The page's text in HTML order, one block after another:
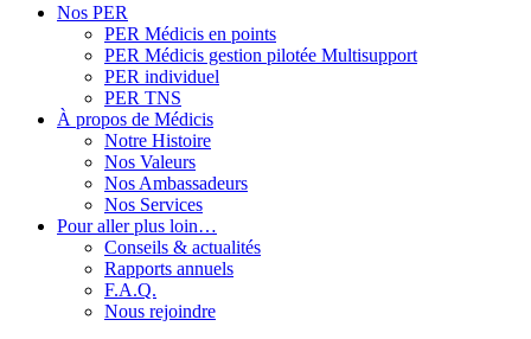
Nos PER
PER Médicis en points
PER Médicis gestion pilotée Multisupport
PER individuel
PER TNS
À propos de Médicis
Notre Histoire
Nos Valeurs
Nos Ambassadeurs
Nos Services
Pour aller plus loin…
Conseils & actualités
Rapports annuels
F.A.Q.
Nous rejoindre